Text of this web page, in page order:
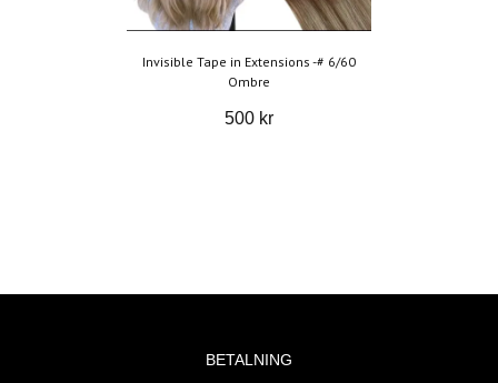
Invisible Tape in Extensions -# 6/60
Ombre
500 kr
BETALNING